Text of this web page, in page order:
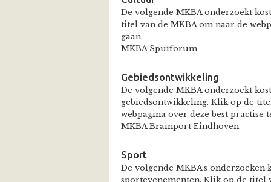
De volgende MKBA onderzoekt
titel van de MKBA om naar de
gaan.
MKBA Spuiforum
Gebiedsontwikkeling
De volgende MKBA onderzoekt
gebiedsontwikkeling. Klik op de
webpagina over deze best practise
MKBA Brainport Eindhoven
Sport
De volgende MKBA's onderzoeken
sportevenementen. Klik op de titel